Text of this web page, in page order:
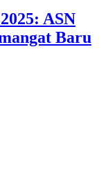
ASN
Baru